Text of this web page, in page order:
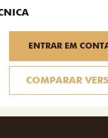
ENTRAR EM
COMPARAR